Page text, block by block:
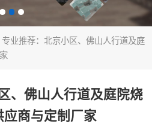
专业推荐：北京小区、佛山人行道及庭
、佛山人行道及庭院烧
应商与定制厂家